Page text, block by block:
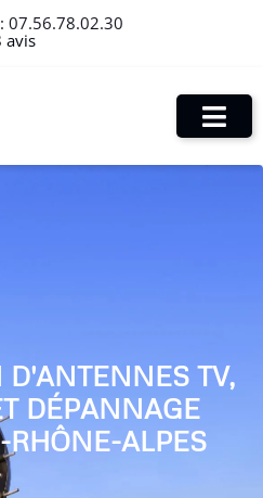
07.56.78.02.30
avis
TV,
DÉPANNAGE
ALPES